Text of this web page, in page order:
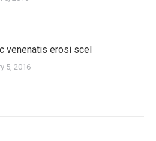
venenatis erosi scel
5, 2016